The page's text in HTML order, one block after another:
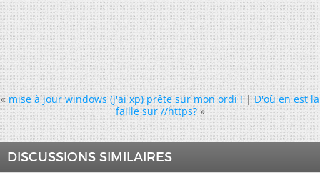
« mise à jour windows (j'ai xp) prête sur mon ordi !|D'où en est la
faille sur //https? »
DISCUSSIONS SIMILAIRES